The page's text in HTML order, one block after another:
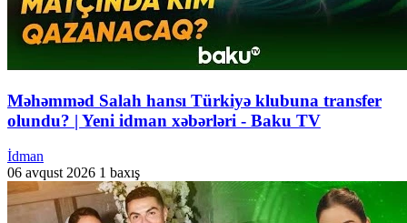
Məhəmməd Salah hansı Türkiyə klubuna transfer
olundu? | Yeni idman xəbərləri - Baku TV
İdman
06 avqust 2026 1 baxış